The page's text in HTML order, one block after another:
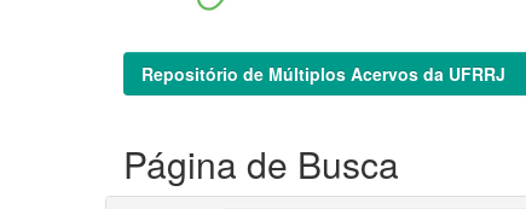
Repositório de Múltiplos Acervos da UFRRJ
Página de Busca